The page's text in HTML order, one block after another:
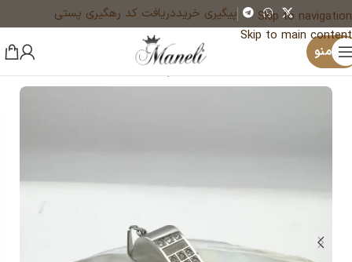
Skip to navigation
Skip to main content
پیگیری خریددریافت کد رهگیری پستی
منو
خانه زیورآلات و بدلیجات رنگ ثابت پلاک فانتزی
×